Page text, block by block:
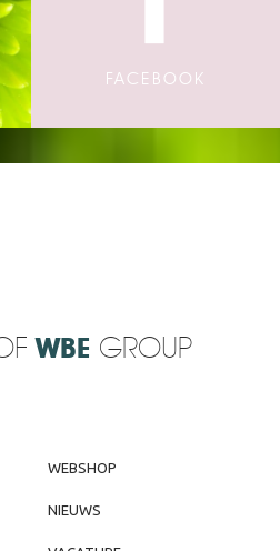
FACEBOOK
WBE GROUP
WEBSHOP
NIEUWS